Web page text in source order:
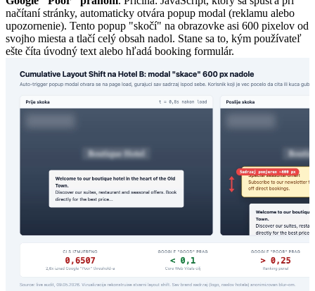
načítaní stránky, automaticky otvára popup modal (reklamu alebo
upozornenie). Tento popup "skočí" na obrazovke asi 600 pixelov od
svojho miesta a tlačí celý obsah nadol. Stane sa to, kým používateľ
ešte číta úvodný text alebo hľadá booking formulár.